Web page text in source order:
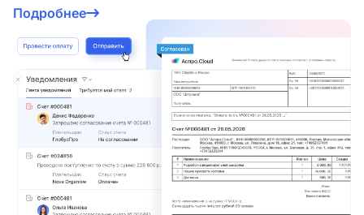
Подробнее